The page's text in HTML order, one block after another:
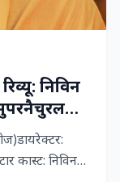
निविन
कास्ट: निविन